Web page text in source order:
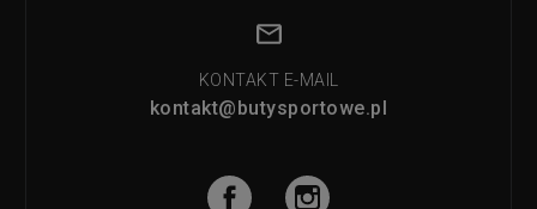
KONTAKT E-MAIL
kontakt@butysportowe.pl